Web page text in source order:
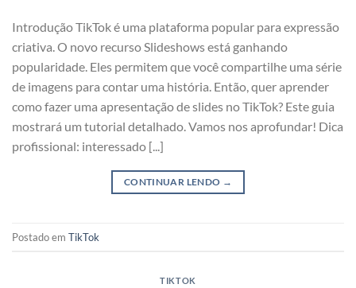
Introdução TikTok é uma plataforma popular para expressão
criativa. O novo recurso Slideshows está ganhando
popularidade. Eles permitem que você compartilhe uma série
de imagens para contar uma história. Então, quer aprender
como fazer uma apresentação de slides no TikTok? Este guia
mostrará um tutorial detalhado. Vamos nos aprofundar! Dica
profissional: interessado [...]
CONTINUAR LENDO →
Postado em TikTok
TIKTOK